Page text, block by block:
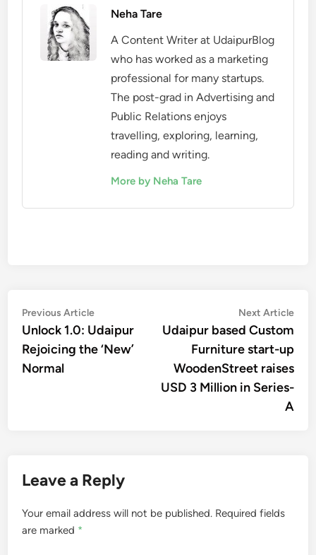
Neha Tare
A Content Writer at UdaipurBlog
who has worked as a marketing
professional for many startups.
The post-grad in Advertising and
Public Relations enjoys
travelling, exploring, learning,
reading and writing.
More by Neha Tare
Post
navigation
Previous ArticlePrevious
article:
Unlock 1.0: Udaipur
Rejoicing the ‘New’
Normal
Next Article
Udaipur based Custom
Furniture start-up
WoodenStreet raises
USD 3 Million in Series-
A
Leave a Reply
Your email address will not be published. Required fields
are marked *